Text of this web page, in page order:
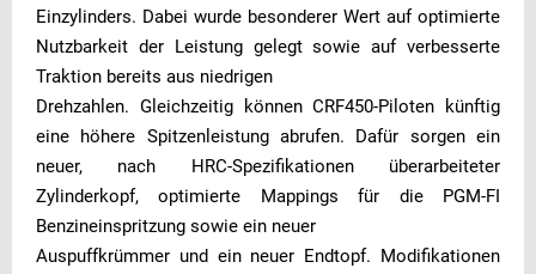
Einzylinders. Dabei wurde besonderer Wert auf optimierte
Nutzbarkeit der Leistung gelegt sowie auf verbesserte
Traktion bereits aus niedrigen
Drehzahlen. Gleichzeitig können CRF450-Piloten künftig
eine höhere Spitzenleistung abrufen. Dafür sorgen ein
neuer, nach HRC-Spezifikationen überarbeiteter
Zylinderkopf, optimierte Mappings für die PGM-FI
Benzineinspritzung sowie ein neuer
Auspuffkrümmer und ein neuer Endtopf. Modifikationen